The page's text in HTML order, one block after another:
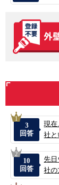
1
3
回答
現在
社と
2
10
回答
先日
社の